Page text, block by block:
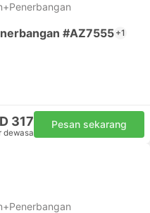
#AZ7555+1
317
dewasa
Pesan sekarang